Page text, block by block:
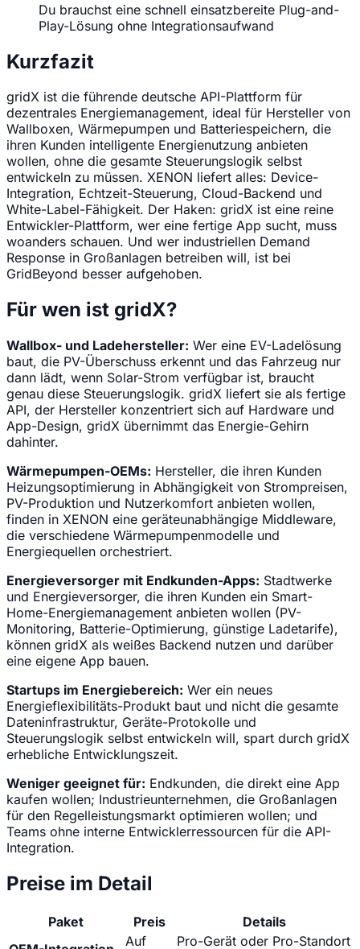
Du brauchst eine schnell einsatzbereite Plug-and-
Play-Lösung ohne Integrationsaufwand
Kurzfazit
gridX ist die führende deutsche API-Plattform für
dezentrales Energiemanagement, ideal für Hersteller von
Wallboxen, Wärmepumpen und Batteriespeichern, die
ihren Kunden intelligente Energienutzung anbieten
wollen, ohne die gesamte Steuerungslogik selbst
entwickeln zu müssen. XENON liefert alles: Device-
Integration, Echtzeit-Steuerung, Cloud-Backend und
White-Label-Fähigkeit. Der Haken: gridX ist eine reine
Entwickler-Plattform, wer eine fertige App sucht, muss
woanders schauen. Und wer industriellen Demand
Response in Großanlagen betreiben will, ist bei
GridBeyond besser aufgehoben.
Für wen ist gridX?
Wallbox- und Ladehersteller: Wer eine EV-Ladelösung
baut, die PV-Überschuss erkennt und das Fahrzeug nur
dann lädt, wenn Solar-Strom verfügbar ist, braucht
genau diese Steuerungslogik. gridX liefert sie als fertige
API, der Hersteller konzentriert sich auf Hardware und
App-Design, gridX übernimmt das Energie-Gehirn
dahinter.
Wärmepumpen-OEMs: Hersteller, die ihren Kunden
Heizungsoptimierung in Abhängigkeit von Strompreisen,
PV-Produktion und Nutzerkomfort anbieten wollen,
finden in XENON eine geräteunabhängige Middleware,
die verschiedene Wärmepumpenmodelle und
Energiequellen orchestriert.
Energieversorger mit Endkunden-Apps: Stadtwerke
und Energieversorger, die ihren Kunden ein Smart-
Home-Energiemanagement anbieten wollen (PV-
Monitoring, Batterie-Optimierung, günstige Ladetarife),
können gridX als weißes Backend nutzen und darüber
eine eigene App bauen.
Startups im Energiebereich: Wer ein neues
Energieflexibilitäts-Produkt baut und nicht die gesamte
Dateninfrastruktur, Geräte-Protokolle und
Steuerungslogik selbst entwickeln will, spart durch gridX
erhebliche Entwicklungszeit.
Weniger geeignet für: Endkunden, die direkt eine App
kaufen wollen; Industrieunternehmen, die Großanlagen
für den Regelleistungsmarkt optimieren wollen; und
Teams ohne interne Entwicklerressourcen für die API-
Integration.
Preise im Detail
Paket Preis
Details
Auf Pro-Gerät oder Pro-Standort